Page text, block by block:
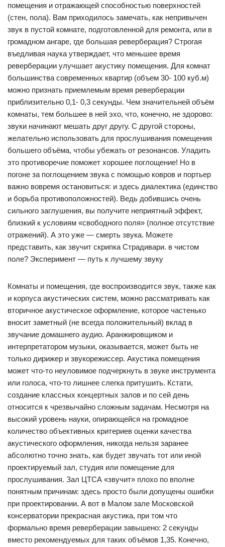
помещения и отражающей способностью поверхностей
(стен, пола). Вам приходилось замечать, как непривычен
звук в пустой комнате, подготовленной для ремонта, или в
громадном ангаре, где большая реверберация? Строгая
въедливая наука утверждает, что меньшее время
реверберации улучшает акустику помещения. Для комнат
большинства современных квартир (объем 30- 100 куб.м)
можно признать приемлемым время реверберации
приблизительно 0,1- 0,3 секунды. Чем значительней объём
комнаты, тем большее в ней эхо, что, конечно, не здорово:
звуки начинают мешать друг другу. С другой стороны,
желательно использовать для прослушивания помещения
большего объёма, чтобы убежать от резонансов. Уладить
это противоречие поможет хорошее поглощение! Но в
погоне за поглощением звука с помощью ковров и портьер
важно вовремя остановиться: и здесь диалектика (единство
и борьба противоположностей). Ведь добившись очень
сильного заглушения, вы получите неприятный эффект,
близкий к условиям «свободного поля» (полное отсутствие
отражений). А это уже — смерть звука. Можете
представить, как звучит скрипка Страдивари. в чистом
поле? Эксперимент — путь к лучшему звуку
Комнаты и помещения, где воспроизводится звук, также как
и корпуса акустических систем, можно рассматривать как
вторичное акустическое оформление, которое частенько
вносит заметный (не всегда положительный) вклад в
звучание домашнего аудио. Аранжировщиком и
интерпретатором музыки, оказывается, может быть не
только дирижер и звукорежиссер. Акустика помещения
может что-то неуловимое подчеркнуть в звуке инструмента
или голоса, что-то лишнее слегка притушить. Кстати,
создание классных концертных залов и по сей день
относится к чрезвычайно сложным задачам. Несмотря на
высокий уровень науки, опирающейся на громадное
количество объективных критериев оценки качества
акустического оформления, никогда нельзя заранее
абсолютно точно знать, как будет звучать тот или иной
проектируемый зал, студия или помещение для
прослушивания. Зал ЦТСА «звучит» плохо по вполне
понятным причинам: здесь просто были допущены ошибки
при проектировании. А вот в Малом зале Московской
консерватории прекрасная акустика, при том что
формально время реверберации завышено: 2 секунды
вместо рекомендуемых для таких объёмов 1,35. Конечно,